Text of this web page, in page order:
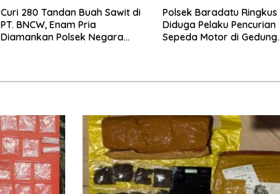
Curi 280 Tandan Buah Sawit di
PT. BNCW, Enam Pria
Diamankan Polsek Negara
Polsek Baradatu Ringkus
Diduga Pelaku Pencurian
Sepeda Motor di Gedung